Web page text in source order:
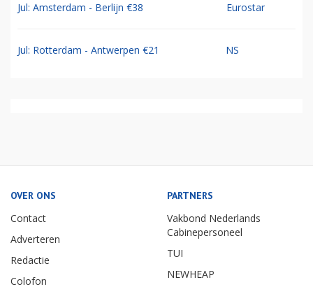
Jul: Amsterdam - Berlijn €38 Eurostar
Jul: Rotterdam - Antwerpen €21 NS
OVER ONS
Contact
Adverteren
Redactie
Colofon
PARTNERS
Vakbond Nederlands
Cabinepersoneel
TUI
NEWHEAP